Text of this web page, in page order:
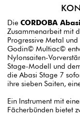
Die CORDOBA
Zusammenarbeit mit
Progressive Metal
Godin© Multiac©
Nylonsaiten-
Stage-Modell und
die Abasi Stage 7
ihre sieben Saiten,
Ein Instrument mit
Fächerbünden bietet